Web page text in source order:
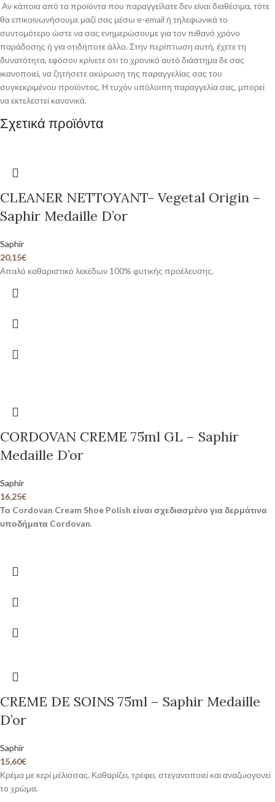
Αν κάποια από τα προϊόντα που παραγγείλατε δεν είναι διαθέσιμα, τότε
θα επικοινωνήσουμε μαζί σας μέσω e-email ή τηλεφωνικά το
συντομότερο ώστε να σας ενημερώσουμε για τον πιθανό χρόνο
παράδοσης ή για οτιδήποτε άλλο. Στην περίπτωση αυτή, έχετε τη
δυνατότητα, εφόσον κρίνετε ότι το χρονικό αυτό διάστημα δε σας
ικανοποιεί, να ζητήσετε ακύρωση της παραγγελίας σας του
συγκεκριμένου προϊόντος. Η τυχόν υπόλοιπη παραγγελία σας, μπορεί
να εκτελεστεί κανονικά.
Σχετικά προϊόντα
CLEANER NETTOYANT- Vegetal Origin –
Saphir Medaille D’or
Saphir
20,15€
Απαλό καθαριστικό λεκέδων 100% φυτικής προέλευσης.
CORDOVAN CREME 75ml GL – Saphir
Medaille D’or
Saphir
16,25€
Το Cordovan Cream Shoe Polish είναι σχεδιασμένο για δερμάτινα
υποδήματα Cordovan.
CREME DE SOINS 75ml – Saphir Medaille
D’or
Saphir
15,60€
Κρέμα με κερί μέλισσας. Καθαρίζει, τρέφει, στεγανοποιεί και αναζωογονεί
το χρώμα.